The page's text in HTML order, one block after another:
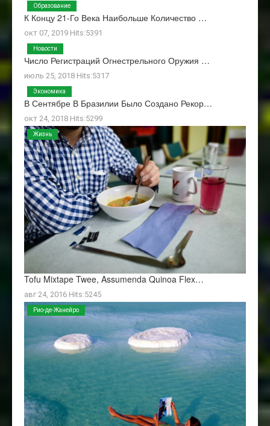
К Концу 21-Го Века Наибольше Количество …
окт 07, 2019 Hits:5391
Образование
Число Регистраций Огнестрельного Оружия …
июль 25, 2018 Hits:5317
Новости
В Сентябре В Бразилии Было Создано Рекор…
окт 24, 2018 Hits:5299
Экономика
Tofu Mixtape Twee, Assumenda Quinoa Flex…
авг 24, 2016 Hits:5245
Жизнь
Рио-де-Жанейро